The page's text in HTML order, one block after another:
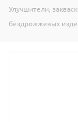
Улучшители,
бездрожжевых